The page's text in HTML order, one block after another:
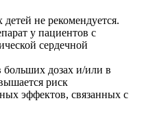
не рекомендуется.
у пациентов с
сердечной
дозах и/или в
риск
эффектов, связанных с